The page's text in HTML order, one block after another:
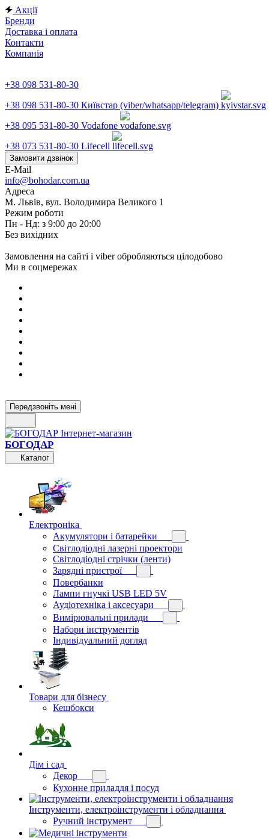
Акції
Бренди
Доставка і оплата
Контакти
Компанія
+38 098 531-80-30
+38 098 531-80-30 Київстар (viber/whatsapp/telegram)
+38 095 531-80-30 Vodafone
+38 073 531-80-30 Lifecell
Замовити дзвінок
E-Mail
info@bohodar.com.ua
Адреса
М. Львів, вул. Володимира Великого 1
Режим роботи
Пн - Нд: з 9:00 до 20:00
Без вихідних
Замовлення на сайті і viber обробляються цілодобово
Ми в соцмережах
Передзвоніть мені
БОГОДАР
Каталог
Електроніка
Акумулятори і батарейки
Світлодіодні лазерні проектори
Світлодіодні стрічки (ленти)
Зарядні пристрої
Повербанки
Лампи гнучкі USB LED 5V
Аудіотехніка і аксесуари
Вимірювальні прилади
Набори інструментів
Індивідуальний догляд
Товари для бізнесу
Кешбокси
Дім і сад
Декор
Кухонне приладдя і посуд
Інструменти, електроінструменти і обладнання
Ручний інструмент